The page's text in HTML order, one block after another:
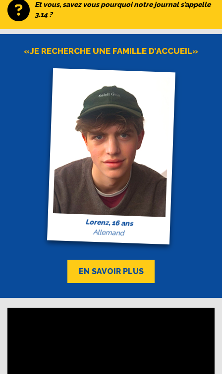
Et vous, savez vous pourquoi notre journal s’appelle
3.14 ?
«JE RECHERCHE UNE FAMILLE D’ACCUEIL»
Lorenz, 16 ans
Allemand
EN SAVOIR PLUS